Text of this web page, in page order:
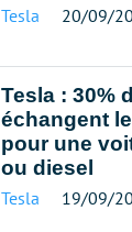
Tesla 20/09/
Tesla : 30%
échangent
pour une
ou diesel
Tesla 19/09/